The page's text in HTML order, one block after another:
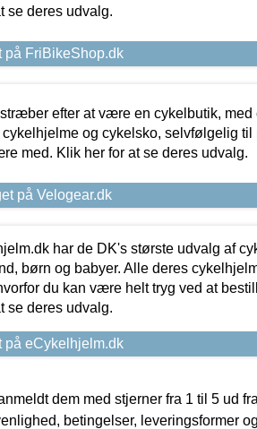
se deres udvalg.
på FriBikeShop.dk
efter at være en cykelbutik, med
og cykelsko, selvfølgelig til
med. Klik her for at se deres udvalg.
på Velogear.dk
har de DK's største udvalg af
børn og babyer. Alle deres
du kan være helt tryg ved at
se deres udvalg.
på eCykelhjelm.dk
dem med stjerner fra 1 til 5 ud
betingelser, leveringsformer og